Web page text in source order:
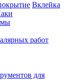
Вклейка
работ
для